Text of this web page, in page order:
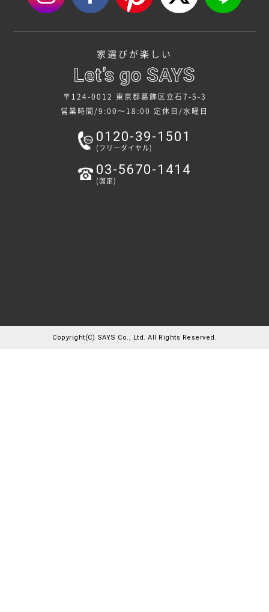
家選びが楽しい
〒124-0012 東京都葛飾区立石7-5-3
営業時間/9:00～18:00 定休日/水曜日
0120-39-1501
(フリーダイヤル)
03-5670-1414
(固定)
Copyright(C) SAYS Co., Ltd. All Rights Reserved.